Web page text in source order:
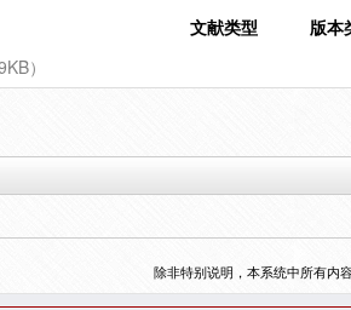
文献类型
版本
）
除非特别说明，本系统中所有内